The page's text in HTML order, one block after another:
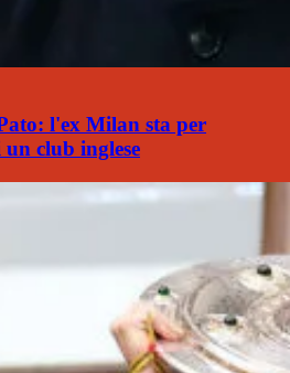
l'ex Milan sta per
club inglese